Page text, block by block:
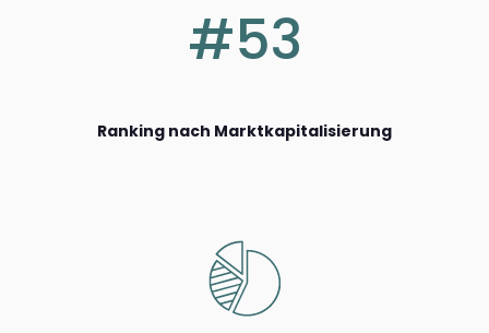
#53
Ranking nach Marktkapitalisierung